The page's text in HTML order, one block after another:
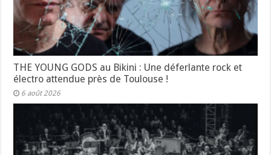
THE YOUNG GODS au Bikini : Une déferlante rock et
électro attendue près de Toulouse !
6 août 2026